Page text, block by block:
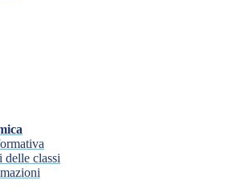
delle classi